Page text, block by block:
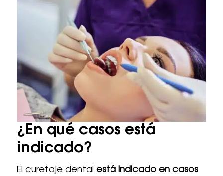
¿En qué casos está
indicado?
El curetaje dental está indicado en casos